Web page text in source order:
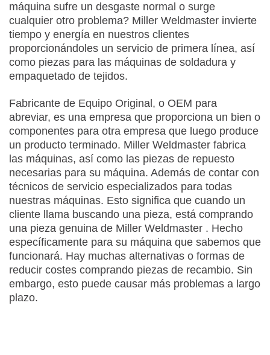
máquina sufre un desgaste normal o surge
cualquier otro problema? Miller Weldmaster invierte
tiempo y energía en nuestros clientes
proporcionándoles un servicio de primera línea, así
como piezas para las máquinas de soldadura y
empaquetado de tejidos.
Fabricante de Equipo Original, o OEM para
abreviar, es una empresa que proporciona un bien o
componentes para otra empresa que luego produce
un producto terminado. Miller Weldmaster fabrica
las máquinas, así como las piezas de repuesto
necesarias para su máquina. Además de contar con
técnicos de servicio especializados para todas
nuestras máquinas. Esto significa que cuando un
cliente llama buscando una pieza, está comprando
una pieza genuina de Miller Weldmaster . Hecho
específicamente para su máquina que sabemos que
funcionará. Hay muchas alternativas o formas de
reducir costes comprando piezas de recambio. Sin
embargo, esto puede causar más problemas a largo
plazo.